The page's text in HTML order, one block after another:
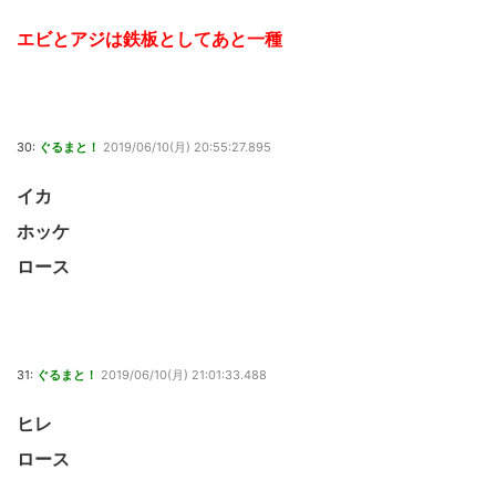
エビとアジは鉄板としてあと一種
30: ぐるまと！ 2019/06/10(月) 20:55:27.895
イカ
ホッケ
ロース
31: ぐるまと！ 2019/06/10(月) 21:01:33.488
ヒレ
ロース